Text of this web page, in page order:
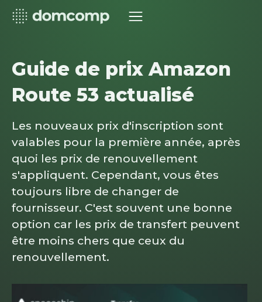
Guide de prix Amazon
Route 53 actualisé
Les nouveaux prix d'inscription sont
valables pour la première année, après
quoi les prix de renouvellement
s'appliquent. Cependant, vous êtes
toujours libre de changer de
fournisseur. C'est souvent une bonne
option car les prix de transfert peuvent
être moins chers que ceux du
renouvellement.